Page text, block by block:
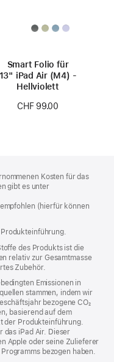
Smart Folio für
13" iPad Air (M4) -
Hellviolett
CHF 99.00
Kosten für das
gibt es unter
(hierfür können
des Produkts ist die
relativ zur Gesamtmasse
Zubehör.
Emissionen in
stammen, indem wir
bezogene CO₂
basierend auf dem
der Produkt­einführung.
das iPad Air. Dieser
Apple oder seine Zulieferer
bezogen haben.